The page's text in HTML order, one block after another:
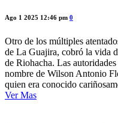
Ago 1 2025 12:46 pm 0
Otro de los múltiples
de La Guajira, cobró la vida
de Riohacha. Las
nombre de Wilson Antonio
quien era conocido
Ver Mas